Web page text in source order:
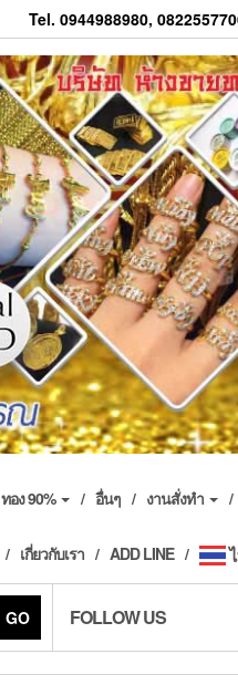
Tel. 0944988980,
ทอง 90% อื่นๆ งานสั่งทำ
เกี่ยวกับเรา ADD LINE
GO FOLLOW US